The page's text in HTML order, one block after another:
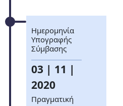
Ημερομηνία
Υπογραφής
Σύμβασης
03 | 11 |
2020
Πραγματική